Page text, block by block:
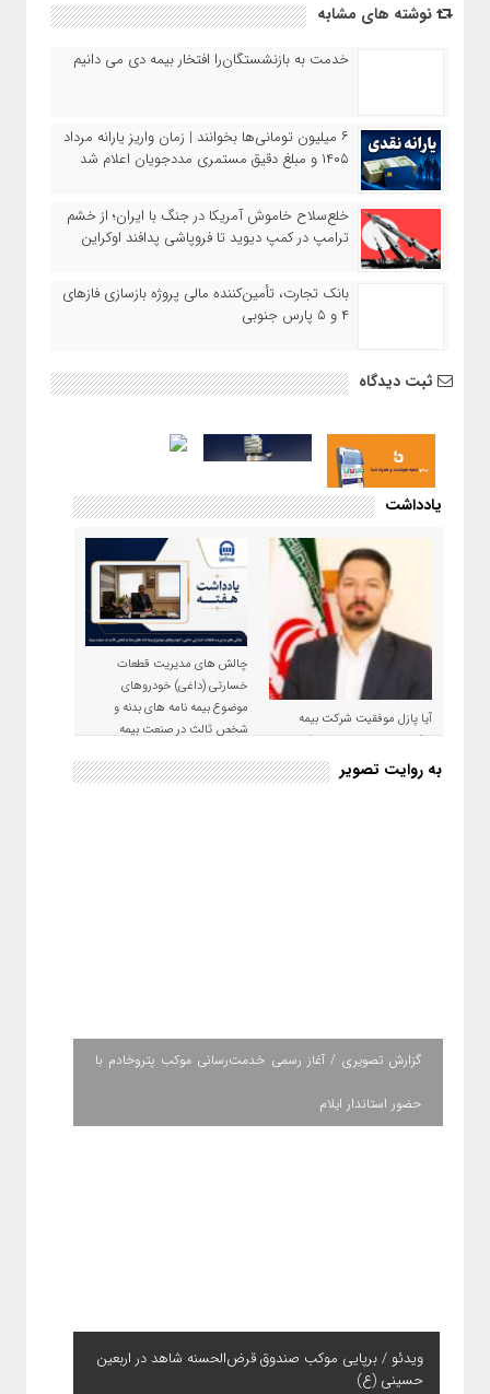
نوشته های مشابه
خدمت به بازنشستگان‌را افتخار بیمه دی می دانیم
۶ میلیون تومانی‌ها بخوانند | زمان واریز یارانه مرداد
۱۴۰۵ و مبلغ دقیق مستمری مددجویان اعلام شد
خلع‌سلاح خاموش آمریکا در جنگ با ایران؛ از خشم
ترامپ در کمپ دیوید تا فروپاشی پدافند اوکراین
بانک تجارت، تأمین‌کننده مالی پروژه بازسازی فازهای
۴ و ۵ پارس جنوبی
ثبت دیدگاه
یادداشت
آیا پازل موفقیت شرکت بیمه
حکمت صبا در سال ۱۴۰۵ کامل می
شود؟!
چالش های مدیریت قطعات
خسارتی (داغی) خودروهای
موضوع بیمه نامه های بدنه و
شخص ثالث در صنعت بیمه
به روایت تصویر
گزارش تصویری / آغاز رسمی خدمت‌رسانی موکب پتروخادم با
حضور استاندار ایلام
ویدئو / برپایی موکب صندوق قرض‌الحسنه شاهد در اربعین
حسینی (ع)